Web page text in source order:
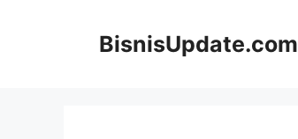
BisnisUpdate.com